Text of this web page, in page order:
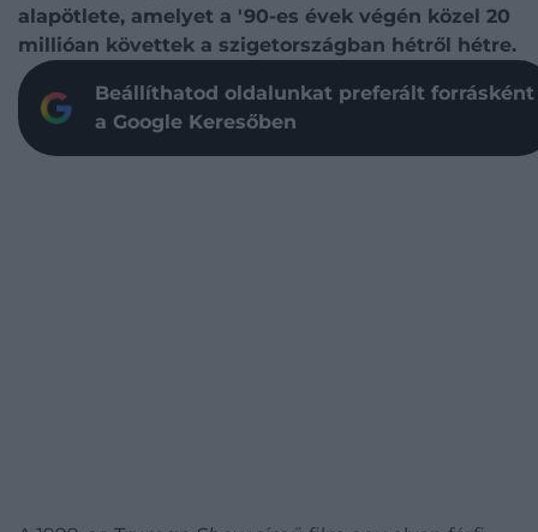
alapötlete, amelyet a '90-es évek végén közel 20
millióan követtek a szigetországban hétről hétre.
Beállíthatod oldalunkat preferált forrásként
a Google Keresőben